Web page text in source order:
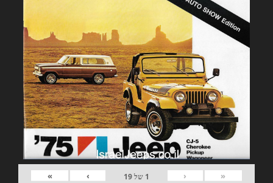
«
‹
1 של19
›
»